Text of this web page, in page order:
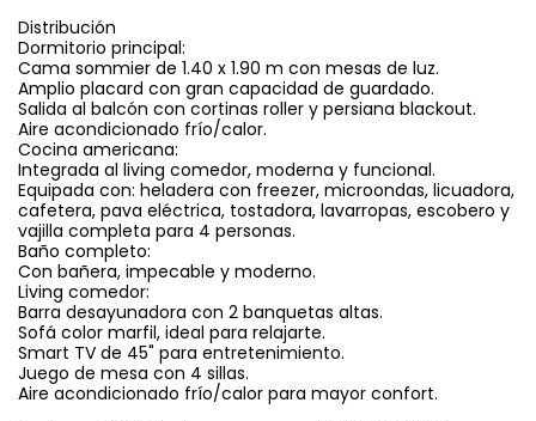
Distribución
Dormitorio principal:
Cama sommier de 1.40 x 1.90 m con mesas de luz.
Amplio placard con gran capacidad de guardado.
Salida al balcón con cortinas roller y persiana blackout.
Aire acondicionado frío/calor.
Cocina americana:
Integrada al living comedor, moderna y funcional.
Equipada con: heladera con freezer, microondas, licuadora,
cafetera, pava eléctrica, tostadora, lavarropas, escobero y
vajilla completa para 4 personas.
Baño completo:
Con bañera, impecable y moderno.
Living comedor:
Barra desayunadora con 2 banquetas altas.
Sofá color marfil, ideal para relajarte.
Smart TV de 45" para entretenimiento.
Juego de mesa con 4 sillas.
Aire acondicionado frío/calor para mayor confort.